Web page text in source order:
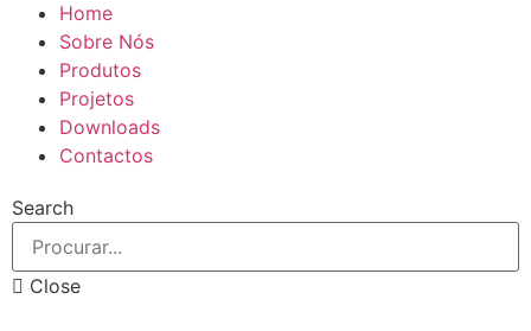
Home
Sobre Nós
Produtos
Projetos
Downloads
Contactos
Search
Close